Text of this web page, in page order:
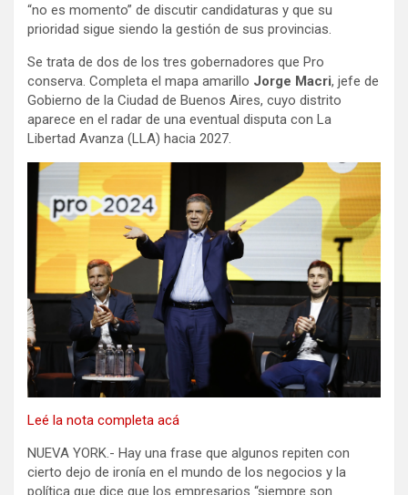
“no es momento” de discutir candidaturas y que su
prioridad sigue siendo la gestión de sus provincias.
Se trata de dos de los tres gobernadores que Pro
conserva. Completa el mapa amarillo Jorge Macri, jefe de
Gobierno de la Ciudad de Buenos Aires, cuyo distrito
aparece en el radar de una eventual disputa con La
Libertad Avanza (LLA) hacia 2027.
Leé la nota completa acá
NUEVA YORK.- Hay una frase que algunos repiten con
cierto dejo de ironía en el mundo de los negocios y la
política que dice que los empresarios “siempre son